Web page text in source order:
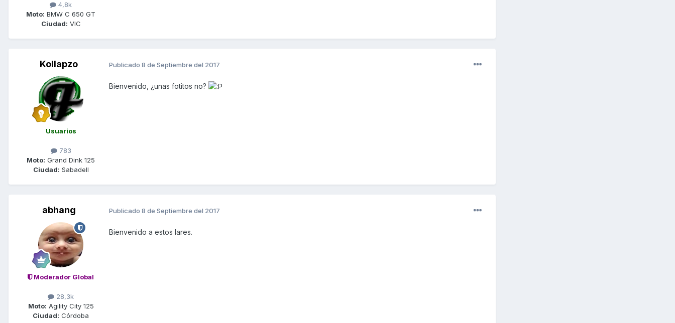
4,8k
Moto: BMW C 650 GT
Ciudad: VIC
Kollapzo
Usuarios
783
Moto: Grand Dink 125
Ciudad: Sabadell
Publicado 8 de Septiembre del 2017
Bienvenido, ¿unas fotitos no?
abhang
Moderador Global
28,3k
Moto: Agility City 125
Ciudad: Córdoba
Publicado 8 de Septiembre del 2017
Bienvenido a estos lares.